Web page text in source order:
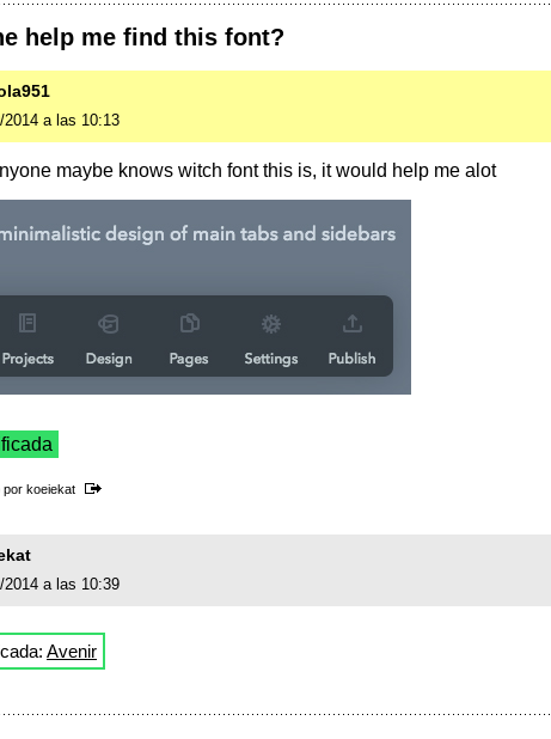
help me find this font?
2014 a las 10:13
maybe knows witch font this is, it would help me alot
por koeiekat
2014 a las 10:39
Avenir